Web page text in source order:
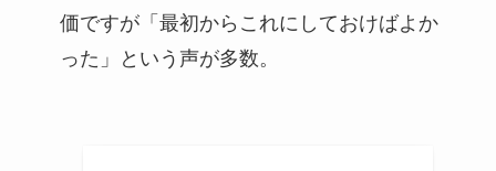
価ですが「最初からこれにしておけばよか
った」という声が多数。